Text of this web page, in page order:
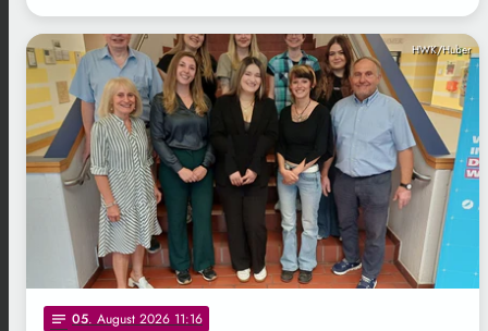
HWK/Huber
notes 05. August 2026 11:16